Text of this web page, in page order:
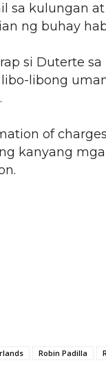
sa kulungan
ng buhay
si Duterte
libong
of
kanyang
Robin Padilla